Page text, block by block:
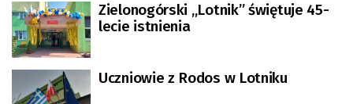
Zielonogórski „Lotnik” świętuje 45-
lecie istnienia
Uczniowie z Rodos w Lotniku